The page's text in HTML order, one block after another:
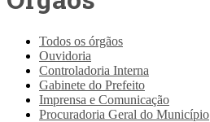
Todos os órgãos
Ouvidoria
Controladoria Interna
Gabinete do Prefeito
Imprensa e Comunicação
Procuradoria Geral do Município